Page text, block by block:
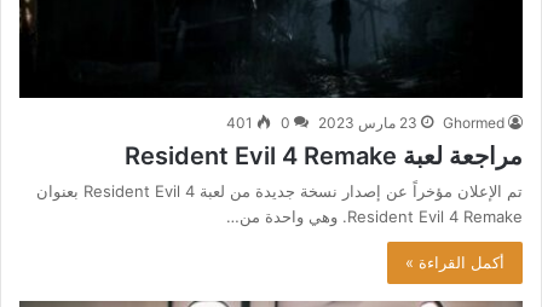
Ghormed 23 مارس 2023 0
401
مراجعة لعبة Resident Evil 4 Remake
تم الإعلان مؤخراً عن إصدار نسخة جديدة من لعبة Resident Evil 4 بعنوان
Resident Evil 4 Remake. وهي واحدة من…
أكمل القراءة »